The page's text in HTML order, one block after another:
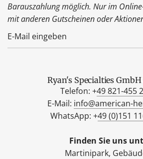
Barauszahlung möglich. Nur im
mit anderen Gutscheinen oder
Ryan's Specialties GmbH
Telefon: +49 821-455
E-Mail: info@american-
WhatsApp: +49 (0)151
Finden Sie uns
Martinipark,